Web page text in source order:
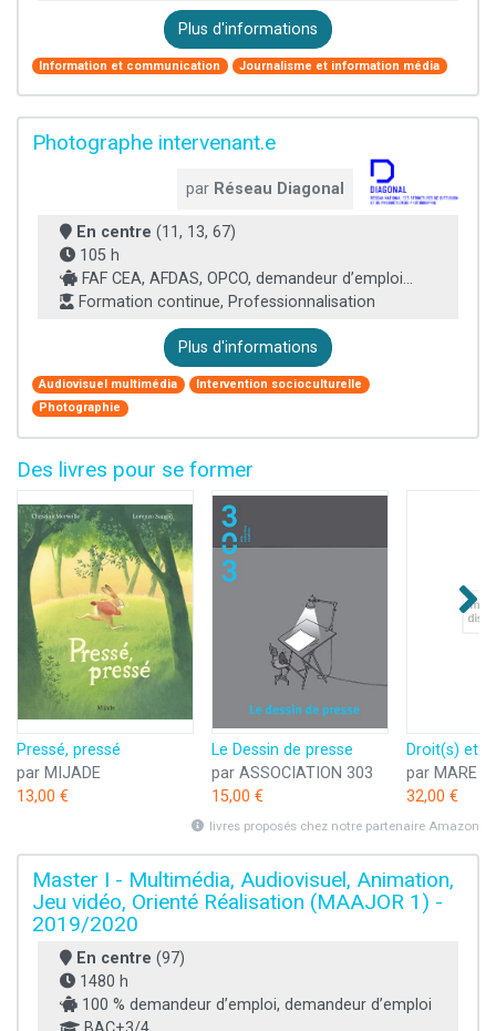
Plus d'informations
Information et communication Journalisme et information média
Photographe intervenant.e
par Réseau Diagonal
En centre (11, 13, 67)
105 h
FAF CEA, AFDAS, OPCO, demandeur d’emploi...
Formation continue, Professionnalisation
Plus d'informations
Audiovisuel multimédia
Intervention socioculturelle
Photographie
Des livres pour se former
Pressé, pressé
par MIJADE
13,00 €
Le Dessin de presse
par ASSOCIATION 303
15,00 €
Droit(s) et
par MARE
32,00 €
livres proposés chez notre partenaire Amazon
Master I - Multimédia, Audiovisuel, Animation,
Jeu vidéo, Orienté Réalisation (MAAJOR 1) -
2019/2020
En centre (97)
1480 h
100 % demandeur d’emploi, demandeur d’emploi